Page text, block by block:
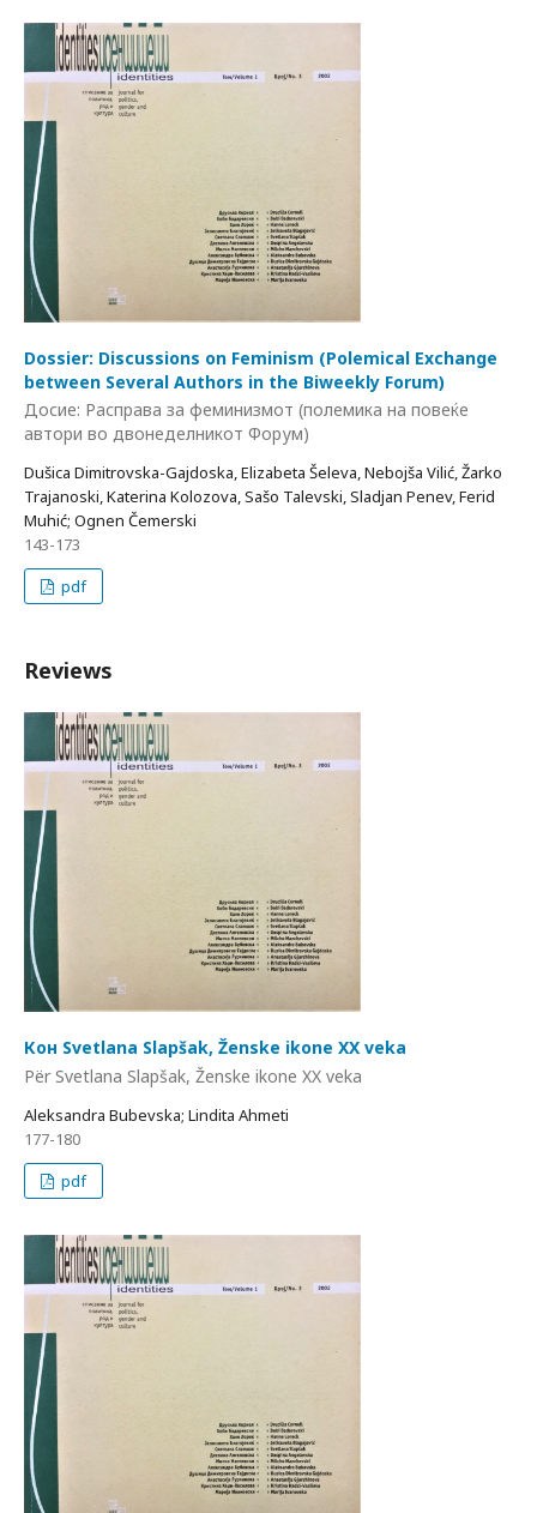
Dossier: Discussions on Feminism (Polemical Exchange
between Several Authors in the Biweekly Forum)
Досие: Расправа за феминизмот (полемика на повеќе
автори во двонеделникот Форум)
Dušica Dimitrovska-Gajdoska, Elizabeta Šeleva, Nebojša Vilić, Žarko
Trajanoski, Katerina Kolozova, Sašo Talevski, Sladjan Penev, Ferid
Muhić; Ognen Čemerski
143-173
pdf
Reviews
Кон Svetlana Slapšak, Ženske ikone XX veka
Për Svetlana Slapšak, Ženske ikone XX veka
Aleksandra Bubevska; Lindita Ahmeti
177-180
pdf